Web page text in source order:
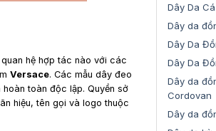
hệ hợp tác nào với các
Versace. Các mẫu dây đeo
toàn độc lập. Quyền sở
hiệu, tên gọi và logo thuộc
Dây Da
Dây da
Dây Da
Dây Da
Dây da
Cordovan
Dây da